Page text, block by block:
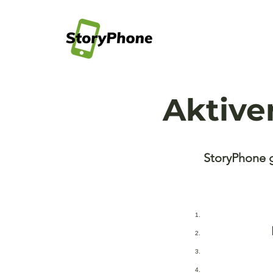
StoryPhone